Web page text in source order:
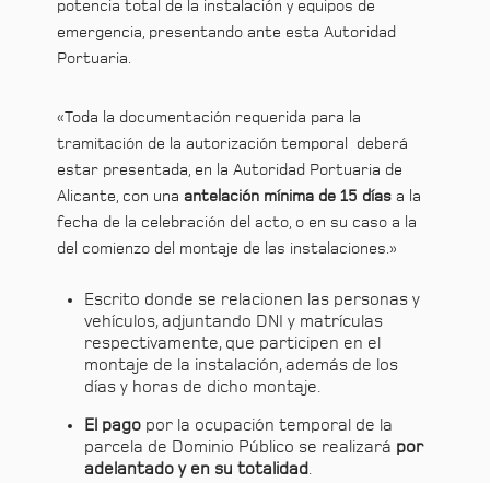
potencia total de la instalación y equipos de
emergencia, presentando ante esta Autoridad
Portuaria.
«Toda la documentación requerida para la
tramitación de la autorización temporal deberá
estar presentada, en la Autoridad Portuaria de
Alicante, con una antelación mínima de 15 días a la
fecha de la celebración del acto, o en su caso a la
del comienzo del montaje de las instalaciones.»
Escrito donde se relacionen las personas y
vehículos, adjuntando DNI y matrículas
respectivamente, que participen en el
montaje de la instalación, además de los
días y horas de dicho montaje.
El pago por la ocupación temporal de la
parcela de Dominio Público se realizará por
adelantado y en su totalidad